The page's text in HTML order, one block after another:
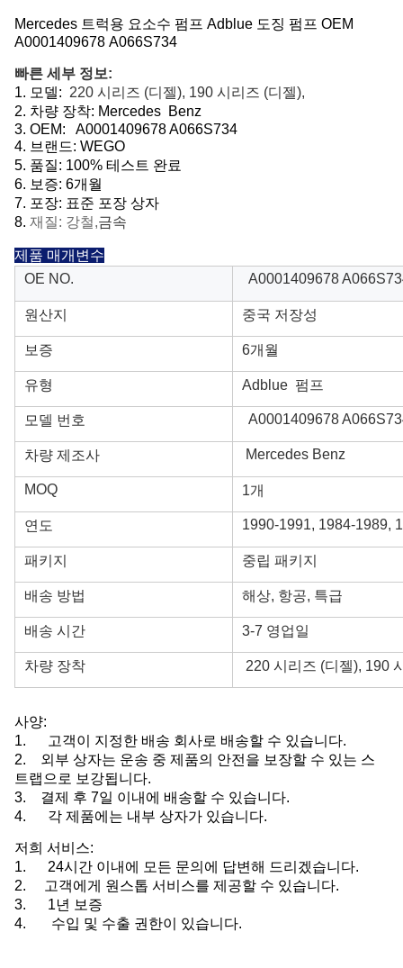
Mercedes 트럭용 요소수 펌프 Adblue 도징 펌프 OEM
A0001409678 A066S734
빠른 세부 정보:
1. 모델: 220 시리즈 (디젤), 190 시리즈 (디젤),
2. 차량 장착: Mercedes Benz
3. OEM:
A0001409678 A066S734
4. 브랜드: WEGO
5. 품질: 100% 테스트 완료
6. 보증: 6개월
7. 포장: 표준 포장 상자
8. 재질: 강철,금속
제품 매개변수
OE NO.
A0001409678
원산지 중국 저장성
보증 6개월
유형 Adblue 펌프
모델 번호 A0001409678
차량 제조사 Mercedes Benz
MOQ 1개
연도 1990-1991, 1984-1989,
패키지 중립 패키지
배송 방법 해상, 항공, 특급
배송 시간 3-7 영업일
차량 장착 220 시리즈 (디젤), 190
사양:
1.
고객이 지정한 배송 회사로 배송할 수 있습니다.
2. 외부 상자는 운송 중 제품의 안전을 보장할 수 있는 스
트랩으로 보강됩니다.
3. 결제 후 7일 이내에 배송할 수 있습니다.
4. 각 제품에는 내부 상자가 있습니다.
저희 서비스:
1. 24시간 이내에 모든 문의에 답변해 드리겠습니다.
2.
고객에게 원스톱 서비스를 제공할 수 있습니다.
3. 1년 보증
4.
수입 및 수출 권한이 있습니다.